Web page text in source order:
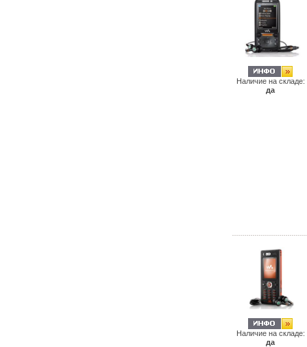
Наличие на складе:
да
Наличие на складе:
да